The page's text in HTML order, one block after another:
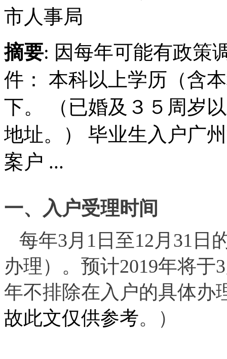
市人事局
摘要: 因每年可能有政策
件： 本科以上学历（含
下。 （已婚及３５周岁
地址。） 毕业生入户广
案户 ...
一、入户受理时间
每年3月1日至12月31日
办理）。预计2019年将于
年不排除在入户的具体办
故此文仅供参考。）